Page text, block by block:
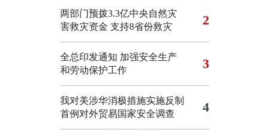
两部门预拨3.3亿中央自然灾
害救灾资金 支持8省份救灾
2
全总印发通知 加强安全生产
和劳动保护工作
3
我对美涉华消极措施实施反制
首例对外贸易国家安全调查
4